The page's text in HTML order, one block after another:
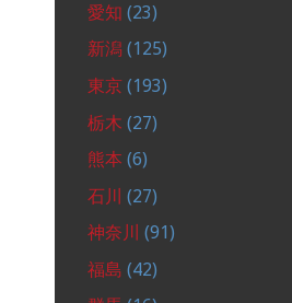
愛知 (23)
新潟 (125)
東京 (193)
栃木 (27)
熊本 (6)
石川 (27)
神奈川 (91)
福島 (42)